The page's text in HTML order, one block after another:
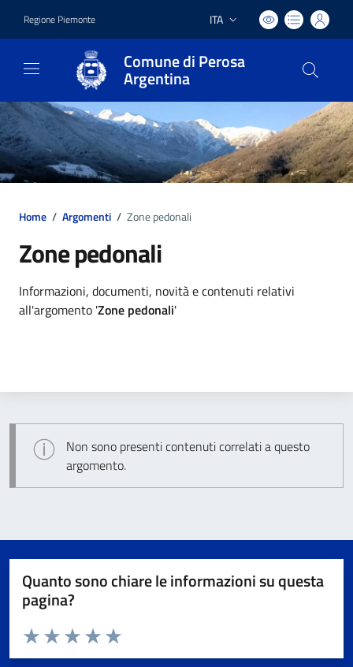
Regione Piemonte Lingua attiva:
ITA
Comune di Perosa
Argentina
Home / Argomenti / Zone pedonali
Zone pedonali
Dettagli argomento
Informazioni, documenti, novità e contenuti relativi
all'argomento 'Zone pedonali'
Non sono presenti contenuti correlati a questo
argomento.
Quanto sono chiare le informazioni su questa
pagina?
Valuta da 1 a 5 stelle la pagina
Valuta 5 stelle su 5
Valuta 4 stelle su 5
Valuta 3 stelle su 5
Valuta 2 stelle su 5
Valuta 1 stelle su 5